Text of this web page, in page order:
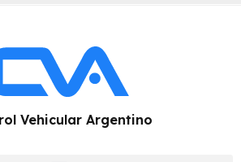
Vehicular Argentino